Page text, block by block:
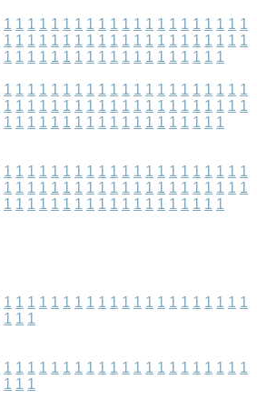
1 1 1 1 1 1 1 1 1 1 1 1 1 1 1 1 1 1 1 1 1
1 1 1 1 1 1 1 1 1 1 1 1 1 1 1 1 1 1 1 1 1
1 1 1 1 1 1 1 1 1 1 1 1 1 1 1 1 1 1 1
1 1 1 1 1 1 1 1 1 1 1 1 1 1 1 1 1 1 1 1 1
1 1 1 1 1 1 1 1 1 1 1 1 1 1 1 1 1 1 1 1 1
1 1 1 1 1 1 1 1 1 1 1 1 1 1 1 1 1 1 1
1 1 1 1 1 1 1 1 1 1 1 1 1 1 1 1 1 1 1 1 1
1 1 1 1 1 1 1 1 1 1 1 1 1 1 1 1 1 1 1 1 1
1 1 1 1 1 1 1 1 1 1 1 1 1 1 1 1 1 1 1
1 1 1 1 1 1 1 1 1 1 1 1 1 1 1 1 1 1 1 1 1
1 1 1
1 1 1 1 1 1 1 1 1 1 1 1 1 1 1 1 1 1 1 1 1
1 1 1